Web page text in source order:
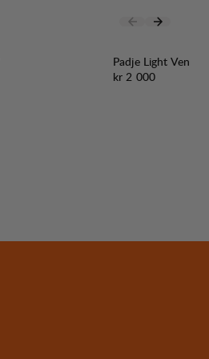
Padje Light Vent
Pris:
kr 2 000